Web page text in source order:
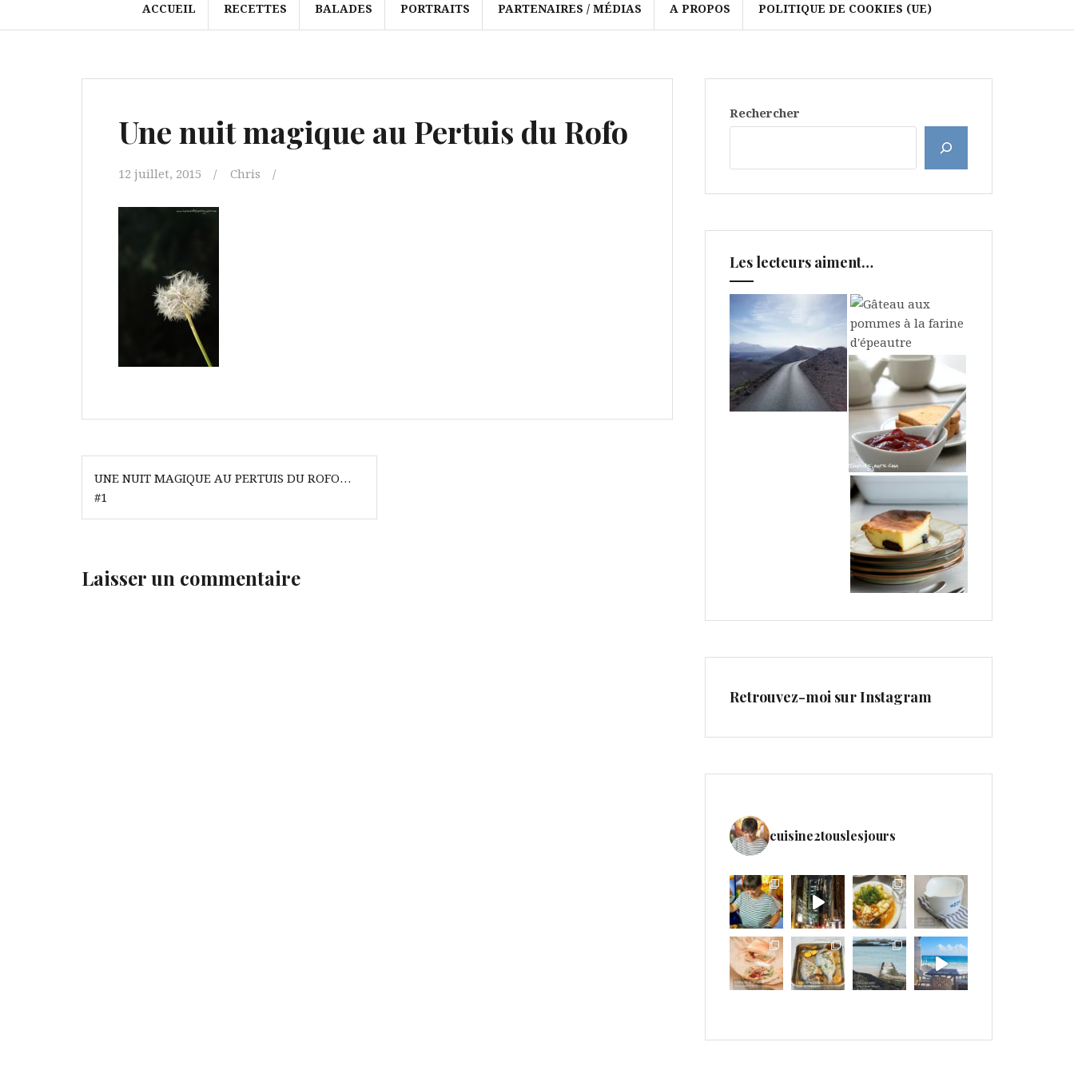
ACCUEIL RECETTES BALADES PORTRAITS PARTENAIRES / MÉDIAS A PROPOS POLITIQUE DE COOKIES (UE)
Une nuit magique au Pertuis du Rofo
12 juillet, 2015 Chris
Navigation
de
l’article
UNE NUIT MAGIQUE AU PERTUIS DU ROFO…
#1
Laisser un commentaire
Rechercher
Les lecteurs aiment…
Retrouvez-moi sur Instagram
cuisine2touslesjours